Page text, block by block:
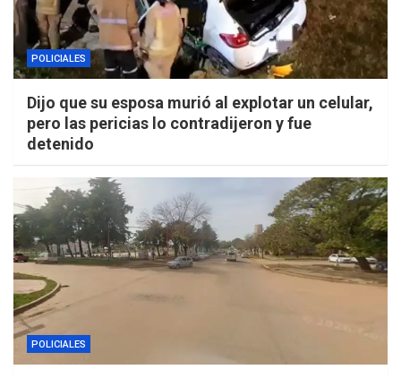
POLICIALES
Dijo que su esposa murió al explotar un celular,
pero las pericias lo contradijeron y fue
detenido
POLICIALES